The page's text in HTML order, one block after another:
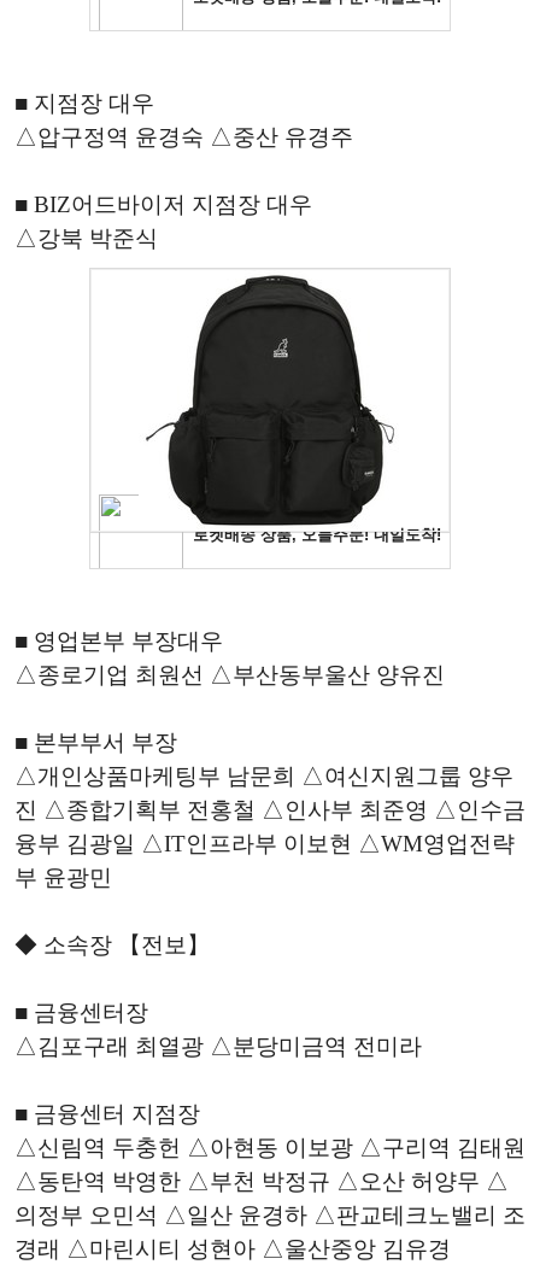
■ 지점장 대우
△압구정역 윤경숙 △중산 유경주
■ BIZ어드바이저 지점장 대우
△강북 박준식
■ 영업본부 부장대우
△종로기업 최원선 △부산동부울산 양유진
■ 본부부서 부장
△개인상품마케팅부 남문희 △여신지원그룹 양우
진 △종합기획부 전홍철 △인사부 최준영 △인수금
융부 김광일 △IT인프라부 이보현 △WM영업전략
부 윤광민
◆ 소속장 【전보】
■ 금융센터장
△김포구래 최열광 △분당미금역 전미라
■ 금융센터 지점장
△신림역 두충헌 △아현동 이보광 △구리역 김태원
△동탄역 박영한 △부천 박정규 △오산 허양무 △
의정부 오민석 △일산 윤경하 △판교테크노밸리 조
경래 △마린시티 성현아 △울산중앙 김유경